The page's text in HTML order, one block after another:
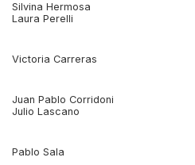
Silvina Hermosa
Laura Perelli
Victoria Carreras
Juan Pablo Corridoni
Julio Lascano
Pablo Sala